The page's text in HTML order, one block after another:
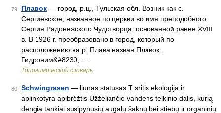
79 Плавок — город, р.ц., Тульская обл. Возник как с.
Сергиевское, названное по церкви во имя преподобного
Сергия Радонежского Чудотворца, основанной ранее XVIII
в. В 1926 г. преобразовано в город, который по
расположению на р. Плава назван Плавок..
Гидроним&#8230; …
Топонимический словарь
80 Schwingrasen — liūnas statusas T sritis ekologija ir
aplinkotyra apibrėžtis Užželiančio vandens telkinio dalis, kurią
dengia tankiai susipynusių augalų šaknų bei stiebų ir organinių